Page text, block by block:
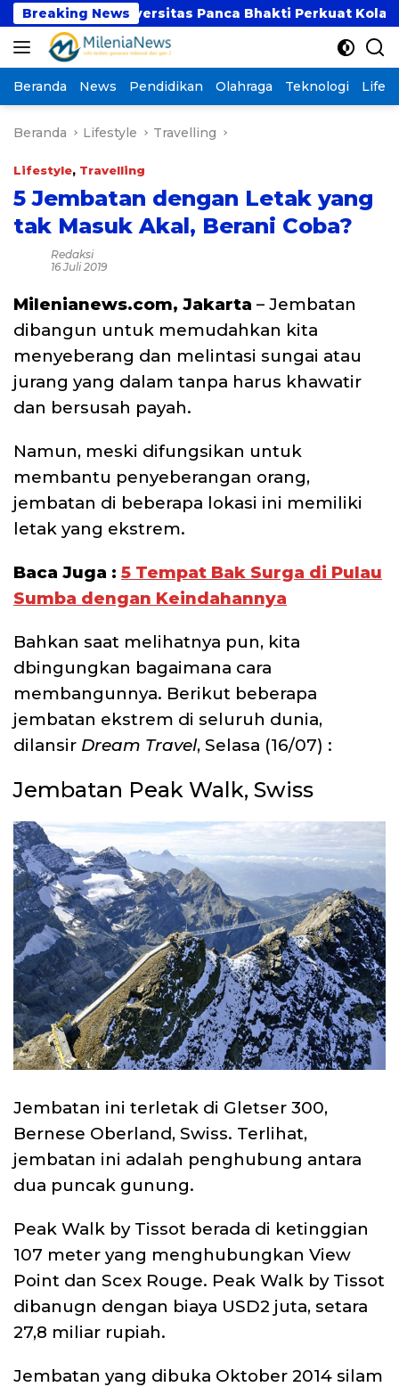
Langsung
ke
konten
Breaking News
Universitas Panca Bhakti Perkuat Kolaborasi
Beranda News Pendidikan Olahraga Teknologi
Beranda Lifestyle Travelling
Lifestyle, Travelling
5 Jembatan dengan Letak yang
tak Masuk Akal, Berani Coba?
Redaksi
16 Juli 2019
Milenianews.com, Jakarta – Jembatan
dibangun untuk memudahkan kita
menyeberang dan melintasi sungai atau
jurang yang dalam tanpa harus khawatir
dan bersusah payah.
Namun, meski difungsikan untuk
membantu penyeberangan orang,
jembatan di beberapa lokasi ini memiliki
letak yang ekstrem.
Baca Juga : 5 Tempat Bak Surga di Pulau
Sumba dengan Keindahannya
Bahkan saat melihatnya pun, kita
dbingungkan bagaimana cara
membangunnya. Berikut beberapa
jembatan ekstrem di seluruh dunia,
dilansir Dream Travel, Selasa (16/07) :
Jembatan Peak Walk, Swiss
Jembatan ini terletak di Gletser 300,
Bernese Oberland, Swiss. Terlihat,
jembatan ini adalah penghubung antara
dua puncak gunung.
Peak Walk by Tissot berada di ketinggian
107 meter yang menghubungkan View
Point dan Scex Rouge. Peak Walk by Tissot
dibanugn dengan biaya USD2 juta, setara
27,8 miliar rupiah.
Jembatan yang dibuka Oktober 2014 silam